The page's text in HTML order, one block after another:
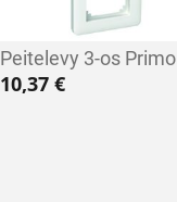
Peitelevy 3-os Primo
10,37 €